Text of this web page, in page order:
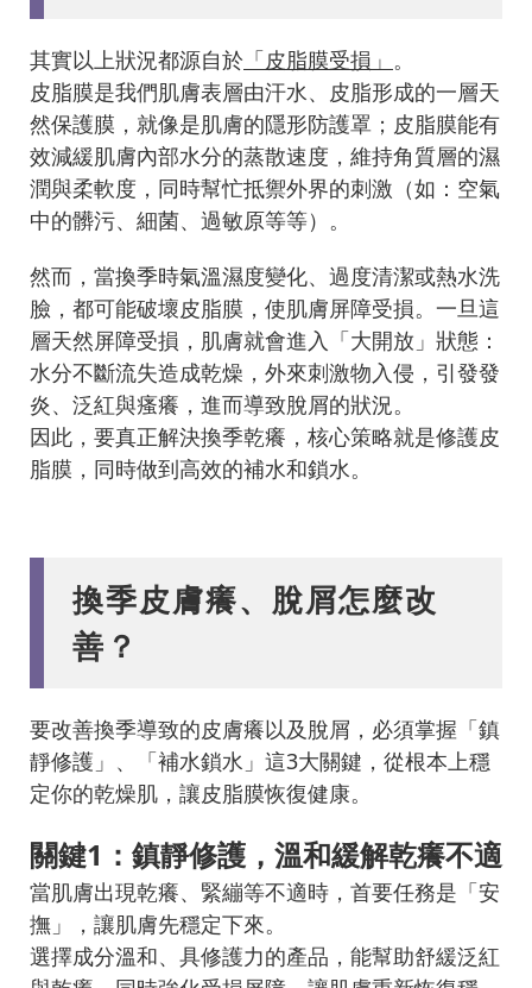
其實以上狀況都源自於 「皮脂膜受損」 。
皮脂膜是我們肌膚表層由汗水、皮脂形成的一層天
然保護膜，就像是肌膚的隱形防護罩；皮脂膜能有
效減緩肌膚內部水分的蒸散速度，維持角質層的濕
潤與柔軟度，同時幫忙抵禦外界的刺激（如：空氣
中的髒污、細菌、過敏原等等）。
然而，當換季時氣溫濕度變化、過度清潔或熱水洗
臉，都可能破壞皮脂膜，使肌膚屏障受損。一旦這
層天然屏障受損，肌膚就會進入「大開放」狀態：
水分不斷流失造成乾燥，外來刺激物入侵，引發發
炎、泛紅與瘙癢，進而導致脫屑的狀況。
因此，要真正解決換季乾癢，核心策略就是修護皮
脂膜，同時做到高效的補水和鎖水。
換季皮膚癢、脫屑怎麼改
善？
要改善換季導致的皮膚癢以及脫屑，必須掌握「鎮
靜修護」、「補水鎖水」這3大關鍵，從根本上穩
定你的乾燥肌，讓皮脂膜恢復健康。
關鍵1：鎮靜修護，溫和緩解乾癢不適
當肌膚出現乾癢、緊繃等不適時，首要任務是「安
撫」，讓肌膚先穩定下來。
選擇成分溫和、具修護力的產品，能幫助舒緩泛紅